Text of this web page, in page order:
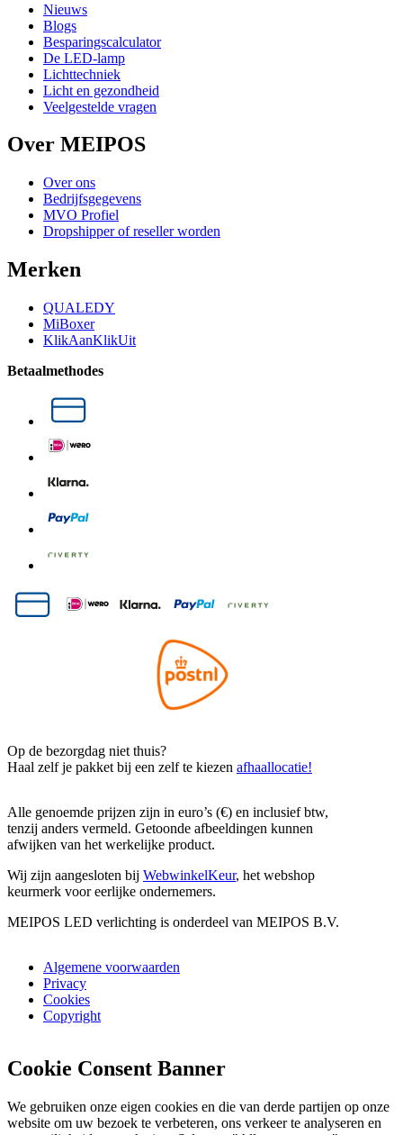
Nieuws
Blogs
Besparingscalculator
De LED-lamp
Lichttechniek
Licht en gezondheid
Veelgestelde vragen
Over MEIPOS
Over ons
Bedrijfsgegevens
MVO Profiel
Dropshipper of reseller worden
Merken
QUALEDY
MiBoxer
KlikAanKlikUit
Betaalmethodes
Op de bezorgdag niet thuis?
Haal zelf je pakket bij een zelf te kiezen afhaallocatie!
Alle genoemde prijzen zijn in euro’s (€) en inclusief btw,
tenzij anders vermeld. Getoonde afbeeldingen kunnen
afwijken van het werkelijke product.
Wij zijn aangesloten bij WebwinkelKeur, het webshop
keurmerk voor eerlijke ondernemers.
MEIPOS LED verlichting is onderdeel van MEIPOS B.V.
Algemene voorwaarden
Privacy
Cookies
Copyright
Cookie Consent Banner
We gebruiken onze eigen cookies en die van derde partijen op onze
website om uw bezoek te verbeteren, ons verkeer te analyseren en